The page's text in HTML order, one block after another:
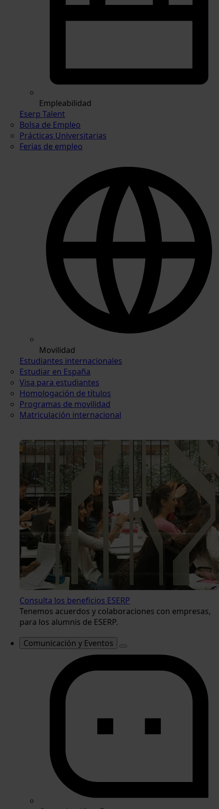
Empleabilidad
Eserp Talent
Bolsa de Empleo
Prácticas Universitarias
Ferias de empleo
Movilidad
Estudiantes internacionales
Estudiar en España
Visa para estudiantes
Homologación de títulos
Programas de movilidad
Matriculación internacional
Consulta los beneficios ESERP
Tenemos acuerdos y colaboraciones con empresas,
para los alumnis de ESERP.
Comunicación y Eventos